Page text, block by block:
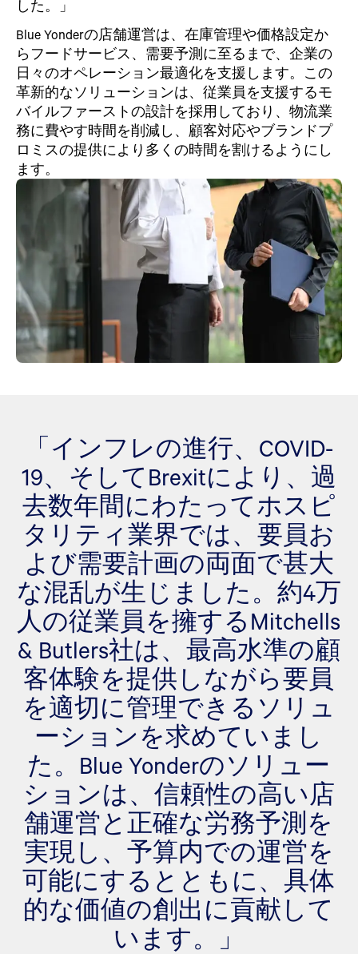
した。」
Blue Yonderの店舗運営は、在庫管理や価格設定か
らフードサービス、需要予測に至るまで、企業の
日々のオペレーション最適化を支援します。この
革新的なソリューションは、従業員を支援するモ
バイルファーストの設計を採用しており、物流業
務に費やす時間を削減し、顧客対応やブランドプ
ロミスの提供により多くの時間を割けるようにし
ます。
「インフレの進行、COVID-
19、そしてBrexitにより、過
去数年間にわたってホスピ
タリティ業界では、要員お
よび需要計画の両面で甚大
な混乱が生じました。約4万
人の従業員を擁するMitchells
& Butlers社は、最高水準の顧
客体験を提供しながら要員
を適切に管理できるソリュ
ーションを求めていまし
た。Blue Yonderのソリュー
ションは、信頼性の高い店
舗運営と正確な労務予測を
実現し、予算内での運営を
可能にするとともに、具体
的な価値の創出に貢献して
います。」